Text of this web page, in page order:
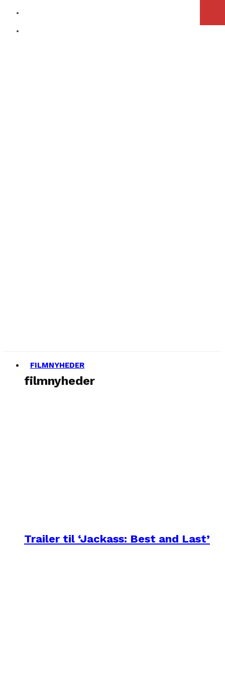
FILMNYHEDER
filmnyheder
Trailer til ‘Jackass: Best and Last’